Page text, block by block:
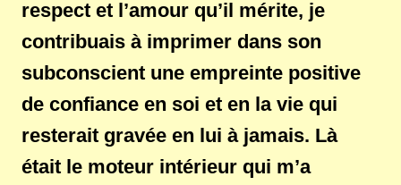
respect et l’amour qu’il mérite, je
contribuais à imprimer dans son
subconscient une empreinte positive
de confiance en soi et en la vie qui
resterait gravée en lui à jamais. Là
était le moteur intérieur qui m’a